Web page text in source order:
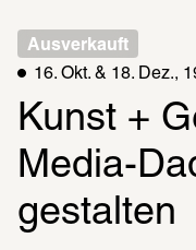
Ausverkauft
16. Okt. & 18. Dez.,
Kunst +
Media-
gestalten